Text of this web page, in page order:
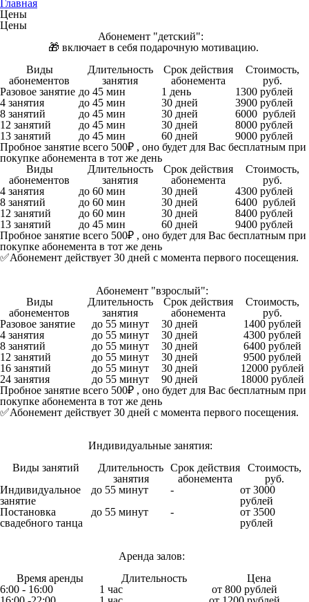
Главная
Цены
Цены
Абонемент "детский":
🎁 включает в себя подарочную мотивацию.
Виды
абонементов
Длительность
занятия
Срок действия
абонемента
Стоимость,
руб.
Разовое занятие до 45 мин 1 день
1300 рублей
4 занятия
до 45 мин 30 дней
3900 рублей
8 занятий
до 45 мин 30 дней
6000 рублей
12 занятий
до 45 мин 30 дней
8000 рублей
13 занятий
до 45 мин 60 дней
9000 рублей
Пробное занятие всего 500₽ , оно будет для Вас бесплатным при
покупке абонемента в тот же день
Виды
абонементов
Длительность
занятия
Срок действия
абонемента
Стоимость,
руб.
4 занятия
до 60 мин 30 дней
4300 рублей
8 занятий
до 60 мин 30 дней
6400 рублей
12 занятий
до 60 мин 30 дней
8400 рублей
13 занятий
до 45 мин 60 дней
9400 рублей
Пробное занятие всего 500₽ , оно будет для Вас бесплатным при
покупке абонемента в тот же день
✅Абонемент действует 30 дней с момента первого посещения.
Абонемент "взрослый":
Виды
абонементов
Длительность
занятия
Срок действия
абонемента
Стоимость,
руб.
Разовое занятие
до 55 минут 30 дней
1400 рублей
4 занятия
до 55 минут 30 дней
4300 рублей
8 занятий
до 55 минут 30 дней
6400 рублей
12 занятий
до 55 минут 30 дней
9500 рублей
16 занятий
до 55 минут 30 дней
12000 рублей
24 занятия
до 55 минут 90 дней
18000 рублей
Пробное занятие всего 500₽ , оно будет для Вас бесплатным при
покупке абонемента в тот же день
✅Абонемент действует 30 дней с момента первого посещения.
Индивидуальные занятия:
Виды занятий
Длительность
занятия
Срок действия
абонемента
Стоимость,
руб.
Индивидуальное
занятие
до 55 минут -
от 3000
рублей
Постановка
свадебного танца
до 55 минут -
от 3500
рублей
Аренда залов:
Время аренды
Длительность
Цена
6:00 - 16:00
1 час
от 800 рублей